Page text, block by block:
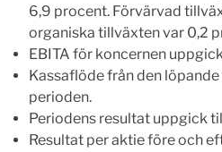
6,9 procent. Förvärvad
organiska tillväxten var 0,2
EBITA för koncernen
Kassaflöde från den
perioden.
Periodens resultat uppgick
Resultat per aktie före och